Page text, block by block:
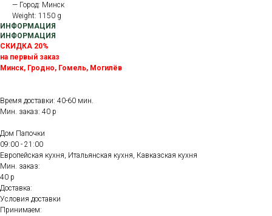
— Город: Минск
Weight: 1150 g
ИНФОРМАЦИЯ
ИНФОРМАЦИЯ
СКИДКА 20%
на первый заказ
Минск, Гродно, Гомель, Могилёв
Время доставки: 40-60 мин.
Мин. заказ: 40 р
Дом Папочки
09:00 - 21:00
Европейская кухня, Итальянская кухня, Кавказская кухня
Мин. заказ:
40 р
Доставка:
Условия доставки
Принимаем: